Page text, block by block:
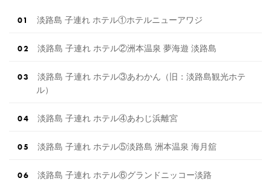
淡路島 子連れ ホテル①ホテルニューアワジ
淡路島 子連れ ホテル②洲本温泉 夢海遊 淡路島
淡路島 子連れ ホテル③あわかん（旧：淡路島観光ホテ
ル）
淡路島 子連れ ホテル④あわじ浜離宮
淡路島 子連れ ホテル⑤淡路島 洲本温泉 海月舘
淡路島 子連れ ホテル⑥グランドニッコー淡路